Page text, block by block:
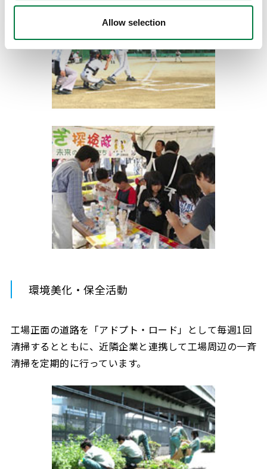
Allow selection
環境美化・保全活動
工場正面の道路を「アドプト・ロード」として毎週1回
清掃するとともに、近隣企業と連携して工場周辺の一斉
清掃を定期的に行っています。